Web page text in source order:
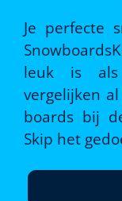
Je perfecte
leuk is
vergelijken
boards bij
Skip het